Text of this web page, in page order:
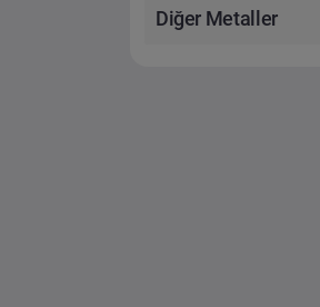
Diğer Metaller